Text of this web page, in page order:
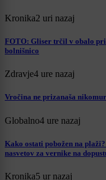
Kronika2 uri nazaj
FOTO: Gliser trčil v obalo
bolnišnico
Zdravje4 ure nazaj
Vročina ne prizanaša
Globalno4 ure nazaj
Kako ostati pobožen na
nasvetov za vernike na
Kronika5 ur nazaj